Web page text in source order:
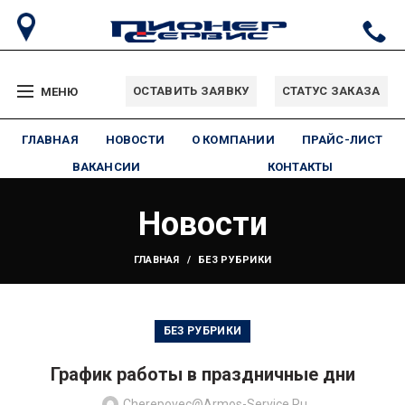
МЕНЮ ОСТАВИТЬ ЗАЯВКУ СТАТУС ЗАКАЗА
ГЛАВНАЯ НОВОСТИ О КОМПАНИИ
ПРАЙС-ЛИСТ
ВАКАНСИИ
КОНТАКТЫ
Новости
ГЛАВНАЯ БЕЗ РУБРИКИ
БЕЗ РУБРИКИ
График работы в праздничные дни